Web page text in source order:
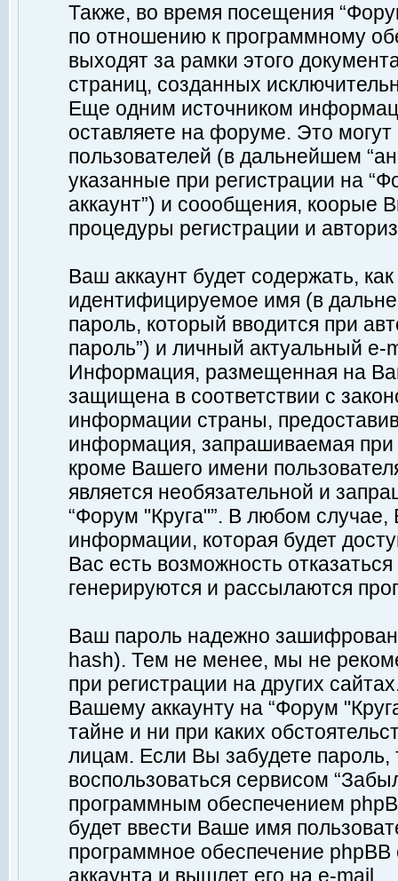
Также, во время посещения
по отношению к программному
выходят за рамки этого
страниц, созданных
Еще одним источником
оставляете на форуме. Это
пользователей (в дальнейшем
указанные при регистрации на
аккаунт”) и соообщения, коорые
процедуры регистрации и
Ваш аккаунт будет содержать,
идентифицируемое имя (в
пароль, который вводится при
пароль”) и личный актуальный
Информация, размещенная на
защищена в соответствии с
информации страны,
информация, запрашиваемая при
кроме Вашего имени
является необязательной и
“Форум "Круга"”. В любом
информации, которая будет
Вас есть возможность
генерируются и рассылаются
Ваш пароль надежно
hash). Тем не менее, мы не
при регистрации на других
Вашему аккаунту на “Форум
тайне и ни при каких
лицам. Если Вы забудете пароль,
воспользоваться сервисом
программным обеспечением
будет ввести Ваше имя
программное обеспечение
аккаунта и вышлет его на e-mail.